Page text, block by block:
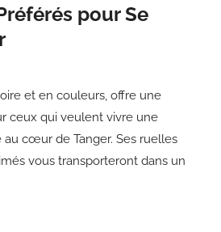
pour Se
et en couleurs, offre une
ceux qui veulent vivre une
cœur de Tanger. Ses ruelles
vous transporteront dans un